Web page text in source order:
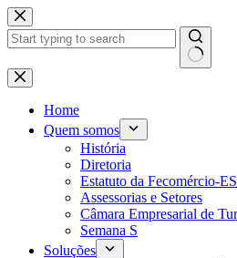
Pular
para
o
Home
Quem somos
História
Diretoria
Estatuto da Fecomércio-ES
Assessorias e Setores
Câmara Empresarial de
Semana S
Soluções